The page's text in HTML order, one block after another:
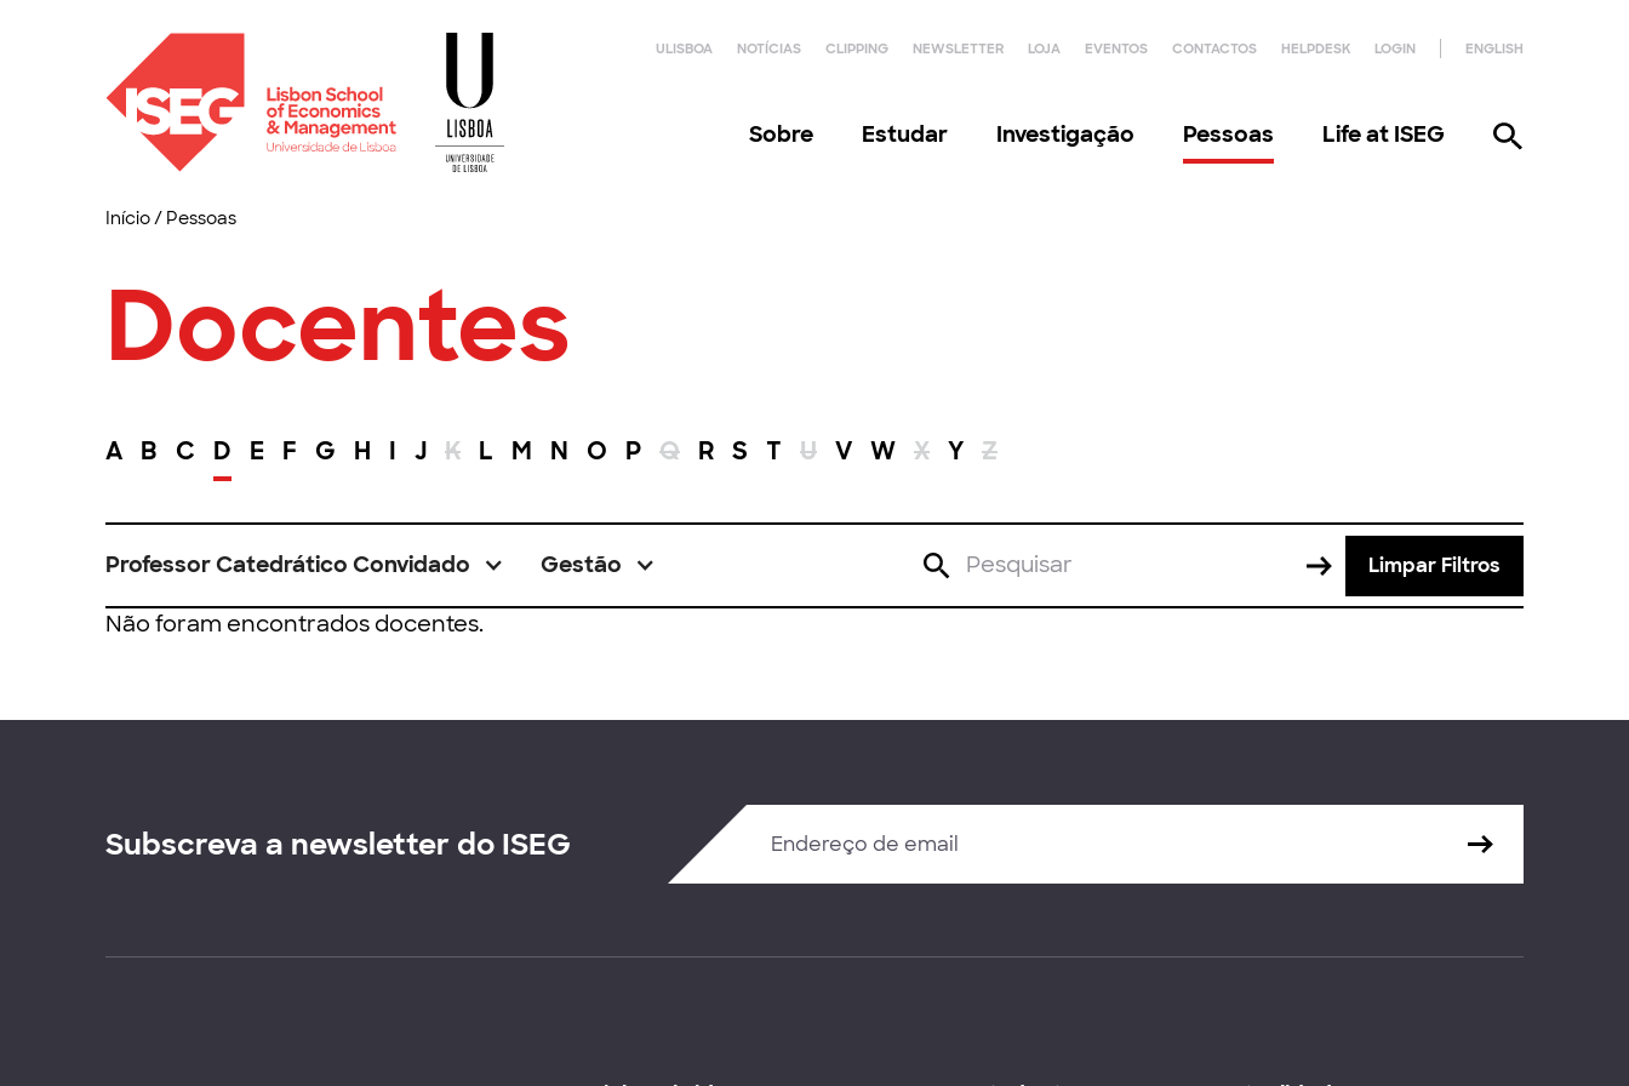
ULISBOA NOTÍCIAS CLIPPING NEWSLETTER LOJA EVENTOS CONTACTOS HELPDESK LOGIN ENGLISH
Sobre Estudar Investigação Pessoas Life at ISEG
Início/ Pessoas
Docentes
A B C D E F G H I J K L M N O P Q R S T U V W X Y Z
Professor Catedrático Convidado Gestão Limpar Filtros
Não foram encontrados docentes.
Subscreva a newsletter do ISEG